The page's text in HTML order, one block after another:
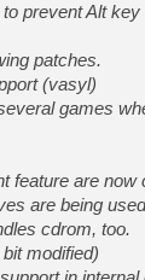
prevent Alt
patches.
(vasyl)
games
feature are now
are being
cdrom, too.
modified)